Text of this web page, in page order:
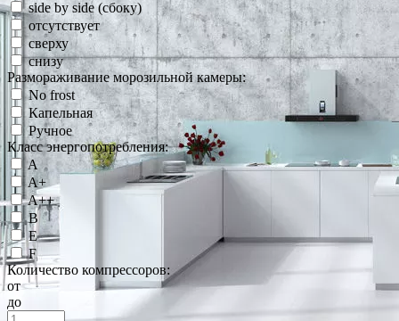
side by side (сбоку)
отсутствует
сверху
снизу
Размораживание морозильной камеры:
No frost
Капельная
Ручное
Класс энергопотребления:
A
A+
A++
B
E
F
Количество компрессоров:
от
до